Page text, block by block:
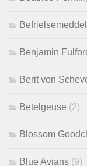
Benjamin
Berit von
Betelgeuse (2)
Blossom
Blue Avians (9)